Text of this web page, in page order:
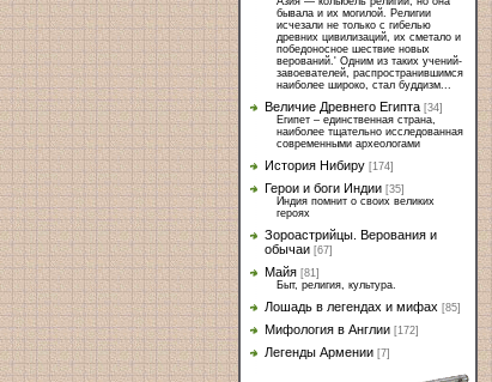
бывала и их могилой. Религии
исчезали не только с гибелью
древних цивилизаций, их сметало и
победоносное шествие новых
верований.' Одним из таких учений-
завоевателей, распространившимся
наиболее широко, стал буддизм...
Величие Древнего Египта [34]
Египет – единственная страна,
наиболее тщательно исследованная
современными археологами
История Нибиру [174]
Герои и боги Индии [35]
Индия помнит о своих великих
героях
Зороастрийцы. Верования и
обычаи [67]
Майя [81]
Быт, религия, культура.
Лошадь в легендах и мифах [85]
Мифология в Англии [172]
Легенды Армении [7]